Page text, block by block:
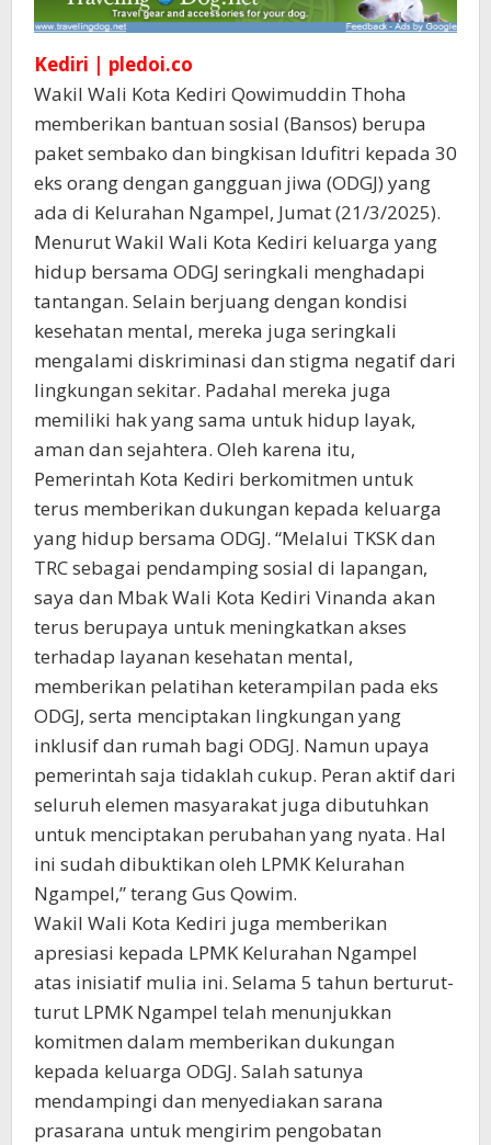
Kediri | pledoi.co
Wakil Wali Kota Kediri Qowimuddin Thoha
memberikan bantuan sosial (Bansos) berupa
paket sembako dan bingkisan Idufitri kepada 30
eks orang dengan gangguan jiwa (ODGJ) yang
ada di Kelurahan Ngampel, Jumat (21/3/2025).
Menurut Wakil Wali Kota Kediri keluarga yang
hidup bersama ODGJ seringkali menghadapi
tantangan. Selain berjuang dengan kondisi
kesehatan mental, mereka juga seringkali
mengalami diskriminasi dan stigma negatif dari
lingkungan sekitar. Padahal mereka juga
memiliki hak yang sama untuk hidup layak,
aman dan sejahtera. Oleh karena itu,
Pemerintah Kota Kediri berkomitmen untuk
terus memberikan dukungan kepada keluarga
yang hidup bersama ODGJ. “Melalui TKSK dan
TRC sebagai pendamping sosial di lapangan,
saya dan Mbak Wali Kota Kediri Vinanda akan
terus berupaya untuk meningkatkan akses
terhadap layanan kesehatan mental,
memberikan pelatihan keterampilan pada eks
ODGJ, serta menciptakan lingkungan yang
inklusif dan rumah bagi ODGJ. Namun upaya
pemerintah saja tidaklah cukup. Peran aktif dari
seluruh elemen masyarakat juga dibutuhkan
untuk menciptakan perubahan yang nyata. Hal
ini sudah dibuktikan oleh LPMK Kelurahan
Ngampel,” terang Gus Qowim.
Wakil Wali Kota Kediri juga memberikan
apresiasi kepada LPMK Kelurahan Ngampel
atas inisiatif mulia ini. Selama 5 tahun berturut-
turut LPMK Ngampel telah menunjukkan
komitmen dalam memberikan dukungan
kepada keluarga ODGJ. Salah satunya
mendampingi dan menyediakan sarana
prasarana untuk mengirim pengobatan